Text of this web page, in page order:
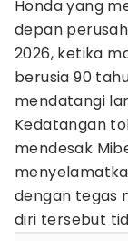
Honda yang
depan
2026, ketika
berusia 90
mendatangi
Kedatangan
mendesak
dengan tegas
diri tersebut